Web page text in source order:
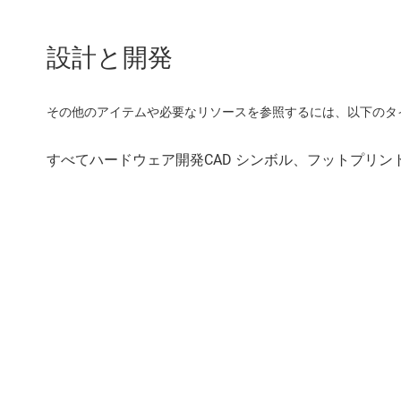
設計と開発
その他のアイテムや必要なリソースを参照するには、以下の